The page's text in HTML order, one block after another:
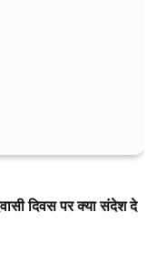
दिवस पर क्या संदेश दे